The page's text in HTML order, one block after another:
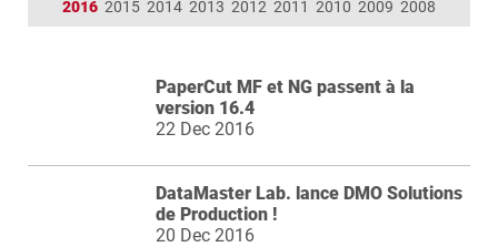
2016 2015 2014 2013 2012 2011 2010 2009 2008
PaperCut MF et NG passent à la
version 16.4
22 Dec 2016
DataMaster Lab. lance DMO Solutions
de Production !
20 Dec 2016